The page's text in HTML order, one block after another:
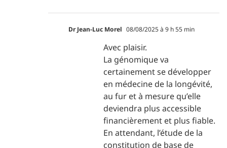
Dr Jean-Luc Morel 08/08/2025 à 9 h 55 min
Avec plaisir.
La génomique va
certainement se développer
en médecine de la longévité,
au fur et à mesure qu’elle
deviendra plus accessible
financièrement et plus fiable.
En attendant, l’étude de la
constitution de base de